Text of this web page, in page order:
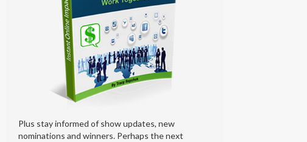
Plus stay informed of show updates, new
nominations and winners. Perhaps the next